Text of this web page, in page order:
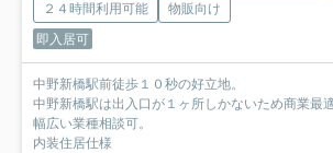
２４時間利用可能
物販向け
即入居可
中野新橋駅前徒歩１０秒の好立地。
中野新橋駅は出入口が１ヶ所しかないため商業最適
幅広い業種相談可。
内装住居仕様